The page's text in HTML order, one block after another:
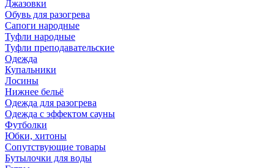
Джазовки
Обувь для разогрева
Сапоги народные
Туфли народные
Туфли преподавательские
Одежда
Купальники
Лосины
Нижнее бельё
Одежда для разогрева
Одежда с эффектом сауны
Футболки
Юбки, хитоны
Сопутствующие товары
Бутылочки для воды